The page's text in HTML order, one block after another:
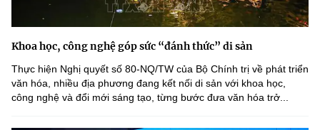
Khoa học, công nghệ góp sức “đánh thức” di sản
Thực hiện Nghị quyết số 80-NQ/TW của Bộ Chính trị về phát triển
văn hóa, nhiều địa phương đang kết nối di sản với khoa học,
công nghệ và đổi mới sáng tạo, từng bước đưa văn hóa trở...